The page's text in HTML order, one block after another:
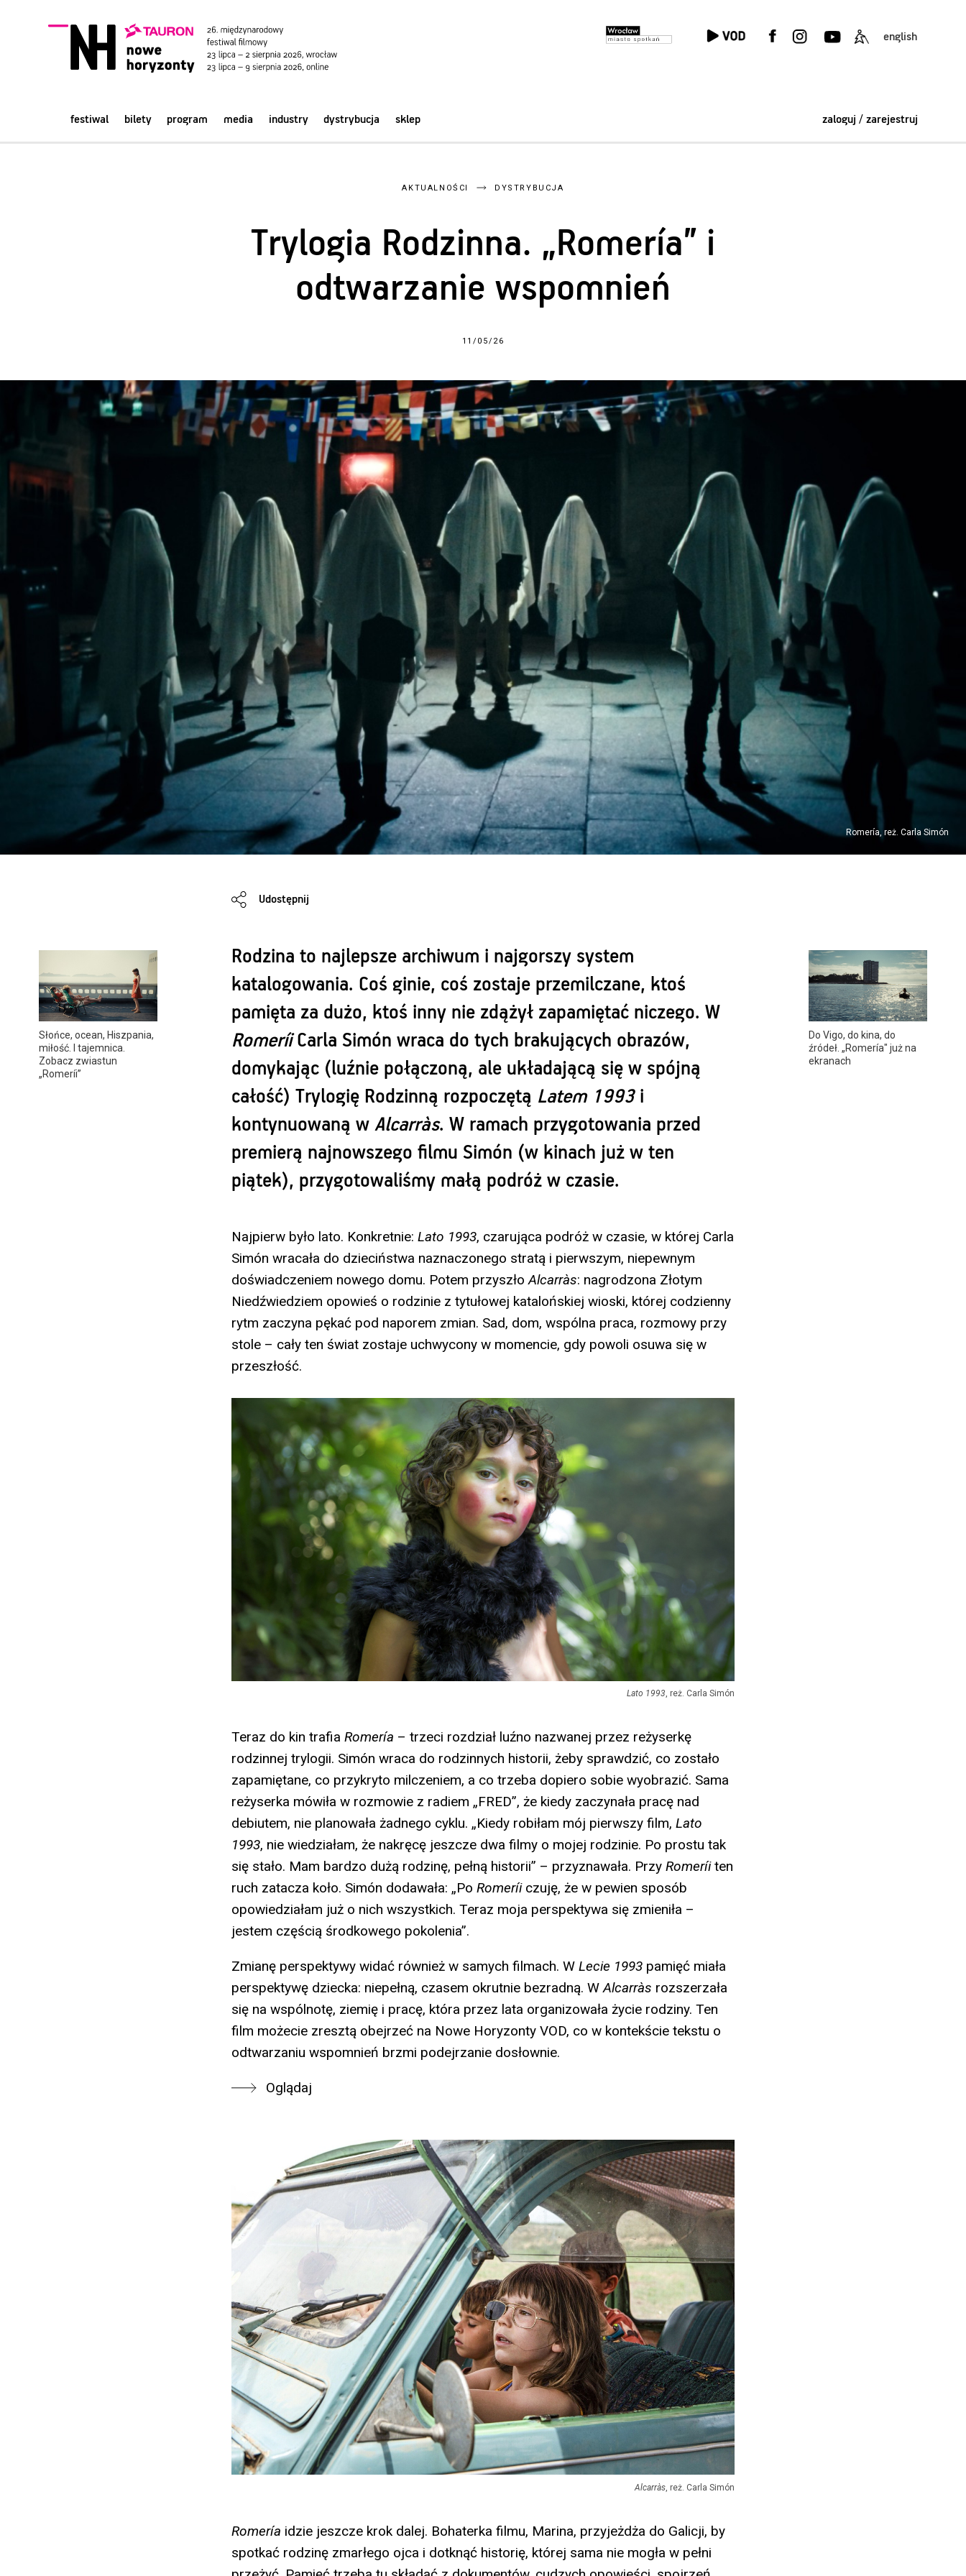
english
festiwal bilety program media industry dystrybucja sklep zaloguj / zarejestruj
AKTUALNOŚCI DYSTRYBUCJA
Trylogia Rodzinna. „Romería” i
odtwarzanie wspomnień
11/05/26
Romería, reż. Carla Simón
Udostępnij
Słońce, ocean, Hiszpania,
miłość. I tajemnica.
Zobacz zwiastun
„Romeríi”
Do Vigo, do kina, do
źródeł. „Romería" już na
ekranach
Rodzina to najlepsze archiwum i najgorszy system
katalogowania. Coś ginie, coś zostaje przemilczane, ktoś
pamięta za dużo, ktoś inny nie zdążył zapamiętać niczego. W
RomeríiCarla Simón wraca do tych brakujących obrazów,
domykając (luźnie połączoną, ale układającą się w spójną
całość) Trylogię Rodzinną rozpoczętą Latem 1993i
kontynuowaną w Alcarràs. W ramach przygotowania przed
premierą najnowszego filmu Simón (w kinach już w ten
piątek), przygotowaliśmy małą podróż w czasie.
Najpierw było lato. Konkretnie: Lato 1993, czarująca podróż w czasie, w której Carla
Simón wracała do dzieciństwa naznaczonego stratą i pierwszym, niepewnym
doświadczeniem nowego domu. Potem przyszłoAlcarràs: nagrodzona Złotym
Niedźwiedziem opowieś o rodzinie z tytułowej katalońskiej wioski, której codzienny
rytm zaczyna pękać pod naporem zmian. Sad, dom, wspólna praca, rozmowy przy
stole – cały ten świat zostaje uchwycony w momencie, gdy powoli osuwa się w
przeszłość.
Lato 1993, reż. Carla Simón
Teraz do kin trafia Romería – trzeci rozdział luźno nazwanej przez reżyserkę
rodzinnej trylogii. Simón wraca do rodzinnych historii, żeby sprawdzić, co zostało
zapamiętane, co przykryto milczeniem, a co trzeba dopiero sobie wyobrazić. Sama
reżyserka mówiła w rozmowie z radiem „FRED”, że kiedy zaczynała pracę nad
debiutem, nie planowała żadnego cyklu. „Kiedy robiłam mój pierwszy film, Lato
1993, nie wiedziałam, że nakręcę jeszcze dwa filmy o mojej rodzinie. Po prostu tak
się stało. Mam bardzo dużą rodzinę, pełną historii” – przyznawała. Przy Romeríiten
ruch zatacza koło. Simón dodawała: „Po Romeríiczuję, że w pewien sposób
opowiedziałam już o nich wszystkich. Teraz moja perspektywa się zmieniła –
jestem częścią środkowego pokolenia”.
Zmianę perspektywy widać również w samych filmach. W Lecie 1993 pamięć miała
perspektywę dziecka: niepełną, czasem okrutnie bezradną. WAlcarràs rozszerzała
się na wspólnotę, ziemię i pracę, która przez lata organizowała życie rodziny. Ten
film możecie zresztą obejrzeć na Nowe Horyzonty VOD, co w kontekście tekstu o
odtwarzaniu wspomnień brzmi podejrzanie dosłownie.
Oglądaj
Alcarràs , reż. Carla Simón
Romería idzie jeszcze krok dalej. Bohaterka filmu, Marina, przyjeżdża do Galicji, by
spotkać rodzinę zmarłego ojca i dotknąć historię, której sama nie mogła w pełni